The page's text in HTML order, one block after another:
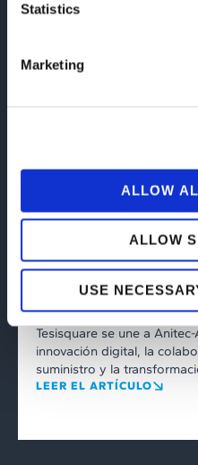
Statistics
Marketing
ALLOW
ALLOW
USE
Tesisquare se une
un nuevo paso
digital de la supply
Tesisquare se une a
innovación digital, la
suministro y la
LEER EL ARTÍCULO